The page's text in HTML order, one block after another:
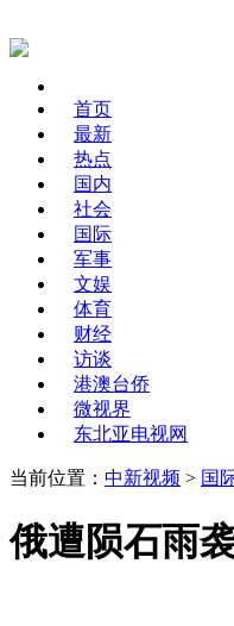
首页
最新
热点
国内
社会
国际
军事
文娱
体育
财经
访谈
港澳台侨
微视界
东北亚电视网
当前位置： 中新视频 > 国
俄遭陨石雨